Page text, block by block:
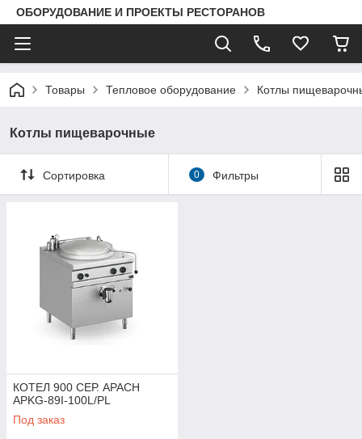
ОБОРУДОВАНИЕ И ПРОЕКТЫ РЕСТОРАНОВ
Товары Тепловое оборудование Котлы
Котлы пищеварочные
Сортировка 0 Фильтры
КОТЕЛ 900 СЕР. APACH
APKG-89I-100L/PL
Под заказ